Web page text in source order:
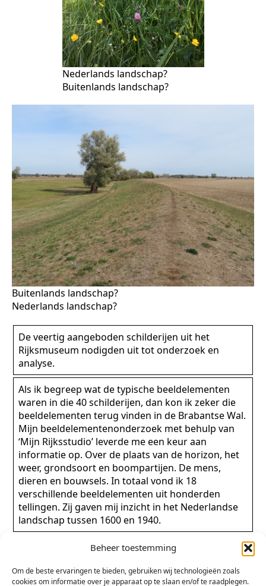
Beheer toestemming
Om de beste ervaringen te bieden, gebruiken wij technologieën zoals
cookies om informatie over je apparaat op te slaan en/of te raadplegen.
Nederlands landschap?
Buitenlands landschap?
Buitenlands landschap?
Nederlands landschap?
De veertig aangeboden schilderijen uit het
Rijksmuseum nodigden uit tot onderzoek en
analyse.
Als ik begreep wat de typische beeldelementen
waren in die 40 schilderijen, dan kon ik zeker die
beeldelementen terug vinden in de Brabantse Wal.
Mijn beeldelementenonderzoek met behulp van
‘Mijn Rijksstudio’ leverde me een keur aan
informatie op. Over de plaats van de horizon, het
weer, grondsoort en boompartijen. De mens,
dieren en bouwsels. In totaal vond ik 18
verschillende beeldelementen uit honderden
tellingen. Zij gaven mij inzicht in het Nederlandse
landschap tussen 1600 en 1940.
Ik besloot een fries te maken met de gevonden
elementen. Ik koos voor glanzend gekleurd papier
geplakt op wit stevig tekenpapier, aan elkaar